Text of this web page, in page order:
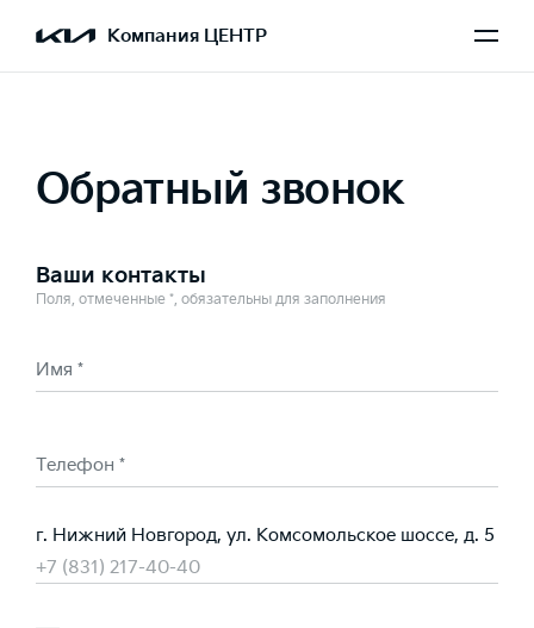
Компания ЦЕНТР
Обратный звонок
Выбран Seltos
Ваши контакты
Поля, отмеченные *, обязательны для заполнения
Имя *
Телефон *
г. Нижний Новгород, ул. Комсомольское шоссе, д. 5
+7 (831) 217-40-40